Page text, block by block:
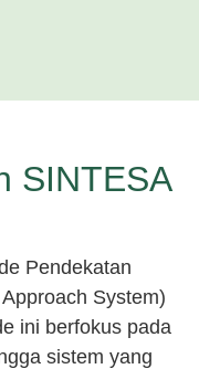
SINTESA
Pendekatan
System)
ini berfokus pada
sistem yang